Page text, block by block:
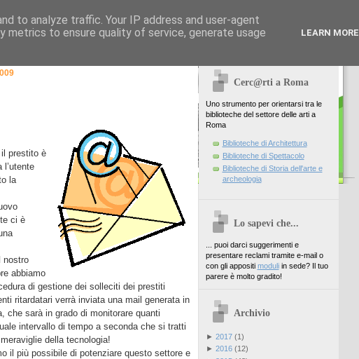
prestito è
la
ci è
nostro
abbiamo
di gestione dei solleciti dei prestiti
ritardatari verrà inviata una mail generata in
che sarà in grado di monitorare quanti
intervallo di tempo a seconda che si tratti
della tecnologia!
il più possibile di potenziare questo settore e
Cerc@rti a Roma
Uno strumento per orientarsi tra le
biblioteche del settore delle arti a
Roma
Biblioteche di Architettura
Biblioteche di Spettacolo
Biblioteche di Storia dell'arte e
archeologia
Lo sapevi che...
... puoi darci suggerimenti e
presentare reclami tramite e-mail o
con gli appositi moduliin sede? Il tuo
parere è molto gradito!
Archivio
► 2017(1)
► 2016(12)
to analyze traffic. Your IP address and user-agent
metrics to ensure quality of service, generate usage
LEARN MORE